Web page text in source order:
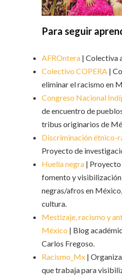
Para seguir
AFROntera | Colectiva
Colectivo COPERA |
eliminar el racismo en
Congreso Nacional
de encuentro de
tribus originarios de
Discriminación étnico-
Proyecto de
Huella negra |
fomento y visibilización
negras/afros en
cultura.
Mestizaje, racismo y
México | Blog
Carlos Fregoso.
Racismo_Mx |
que trabaja para